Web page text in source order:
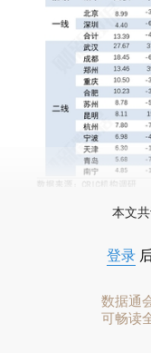
本文
登录
数据通
可畅读